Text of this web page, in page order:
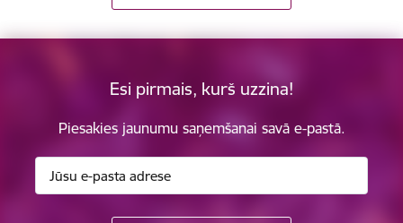
Esi pirmais, kurš uzzina!
Piesakies jaunumu saņemšanai savā e-pastā.